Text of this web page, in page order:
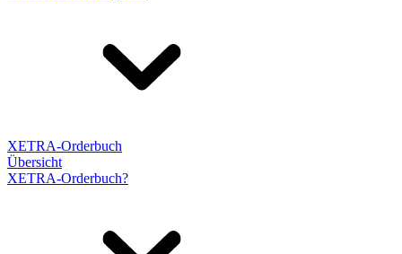
XETRA-Orderbuch
Übersicht
XETRA-Orderbuch?